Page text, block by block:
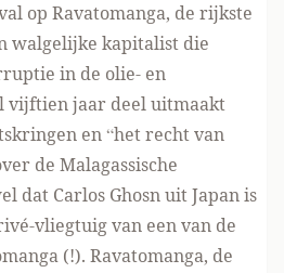
op Ravatomanga, de rijkste
walgelijke kapitalist die
in de olie- en
vijftien jaar deel uitmaakt
en “het recht van
de Malagassische
dat Carlos Ghosn uit Japan is
vliegtuig van een van de
(!). Ravatomanga, de